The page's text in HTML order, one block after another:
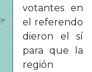
votantes en
el referendo
dieron el sí
para que la
región